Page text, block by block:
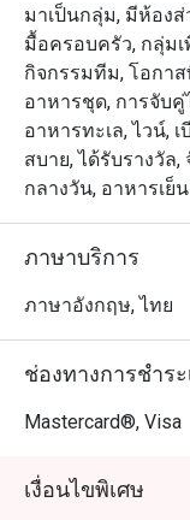
ไปนานด้วยความตั้
บุฟเฟ่ต์ให้กับคุณ ทุก
ทั้งไทย ญี่ปุ่น จีน อา
เตรียมเมนูพิเศษใน
รับประทานอย่างจุ
โลเนียล ใช้เฟอร์นิ
เอกลักษณ์ไทยอย่าง
มีส่วนพื้นที่หลัก คือบ
เคาน์เตอร์บุฟเฟ่ต์ทั้
ตกแต่งให้เหมือนห้อ
สด้านนอก ให้คุณเ
บรรยากาศของถน
เช่นกัน
สัมผัสความหรูหราส
The Rain Tree
มาเป็นกลุ่ม, มีห้องส่
มื้อครอบครัว, กลุ่ม
กิจกรรมทีม, โอกาส
อาหารชุด, การจับคู่
อาหารทะเล, ไวน์,
สบาย, ได้รับรางวัล
กลางวัน, อาหารเย็น
ภาษาบริการ
ภาษาอังกฤษ, ไทย
ช่องทางการชำระ
Mastercard®, Visa
เงื่อนไขพิเศษ